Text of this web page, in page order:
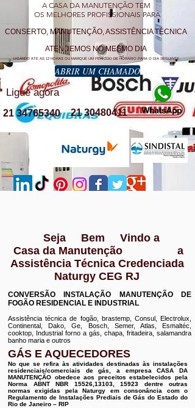
A CASA DA MANUTENÇÃO TEM
OS MELHORES PROFISSIONAIS PARA
CONSERTO, MANUTENÇÃO, ASSISTÊNCIA TÉCNICA
ATENDEMOS NO MESMO DIA
LIGANDO ATE AS 12 HORAS OU MARQUE UM PERÍODO DE HORÁRIO PARA O DIA SEGUINTE
ABRIR UM CHAMADO
Ligue agora
21 30480411
21 34765340
Seja Bem Vindo a
Casa da Manutenção a
Assistência Técnica Credenciada
Naturgy CEG RJ
CONVERSÃO INSTALAÇÃO MANUTENÇÃO DE
FOGÃO RESIDENCIAL E INDUSTRIAL
Assistência técnica de fogão, brastemp, Consul, Electrolux,
Continental, Dako, Ge, Bosch, Semer, Atlas, Esmaltéc,
cooktop, Industrial forno a gás, chapa, fritadeira, salamandra
banho maria e outros
GÁS E AQUECEDORES
No que se refira às atividades destinadas às instalações
residenciais/comerciais de gás, a empresa CASA DA
MANUTENÇÃO obedece aos preceitos estabelecidos pela
Norma ABNT NBR 15526,13103, 15923 dentre outras
normas exigidas pela Naturgy em consonância com o
Regulamento de Instalações Prediais de Gás do Estado do
Rio de Janeiro – RIP